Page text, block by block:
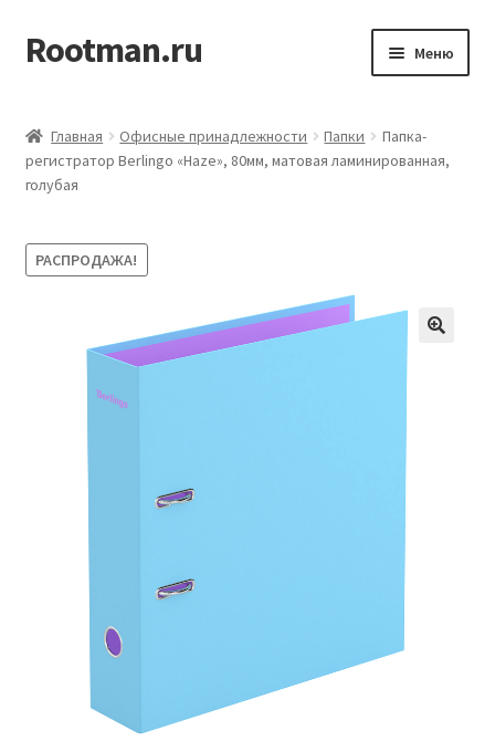
Перейти
к
Перейти
к
Rootman.ru Меню
меню
Офисные принадлежности
Товары для учёбы
меню
Главная Офисные принадлежности Папки
Папка-
регистратор Berlingo «Haze», 80мм, матовая ламинированная,
голубая
РАСПРОДАЖА!